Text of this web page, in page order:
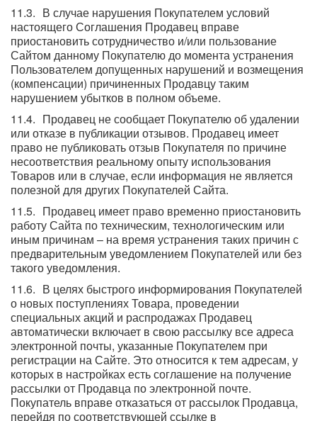
В случае нарушения Покупателем условий
настоящего Соглашения Продавец вправе
приостановить сотрудничество и/или пользование
Сайтом данному Покупателю до момента устранения
Пользователем допущенных нарушений и возмещения
(компенсации) причиненных Продавцу таким
нарушением убытков в полном объеме.
Продавец не сообщает Покупателю об удалении
или отказе в публикации отзывов. Продавец имеет
право не публиковать отзыв Покупателя по причине
несоответствия реальному опыту использования
Товаров или в случае, если информация не является
полезной для других Покупателей Сайта.
Продавец имеет право временно приостановить
работу Сайта по техническим, технологическим или
иным причинам – на время устранения таких причин с
предварительным уведомлением Покупателей или без
такого уведомления.
В целях быстрого информирования Покупателей
о новых поступлениях Товара, проведении
специальных акций и распродажах Продавец
автоматически включает в свою рассылку все адреса
электронной почты, указанные Покупателем при
регистрации на Сайте. Это относится к тем адресам, у
которых в настройках есть соглашение на получение
рассылки от Продавца по электронной почте.
Покупатель вправе отказаться от рассылок Продавца,
перейдя по соответствующей ссылке в